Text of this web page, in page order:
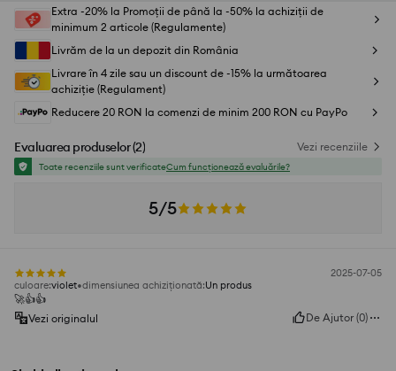
Extra -20% la Promoții de până la -50% la achiziții de
minimum 2 articole (Regulamente)
Livrăm de la un depozit din România
Livrare în 4 zile sau un discount de -15% la următoarea
achiziție (Regulament)
Reducere 20 RON la comenzi de minim 200 RON cu PayPo
Evaluarea produselor(2) Vezi recenziile
Toate recenziile sunt verificateCum funcționează evaluările?
5/5
2025-07-05
culoare:violet dimensiunea achiziționată:Un produs
🚀👍️👍️
Vezi originalul
De Ajutor (0)